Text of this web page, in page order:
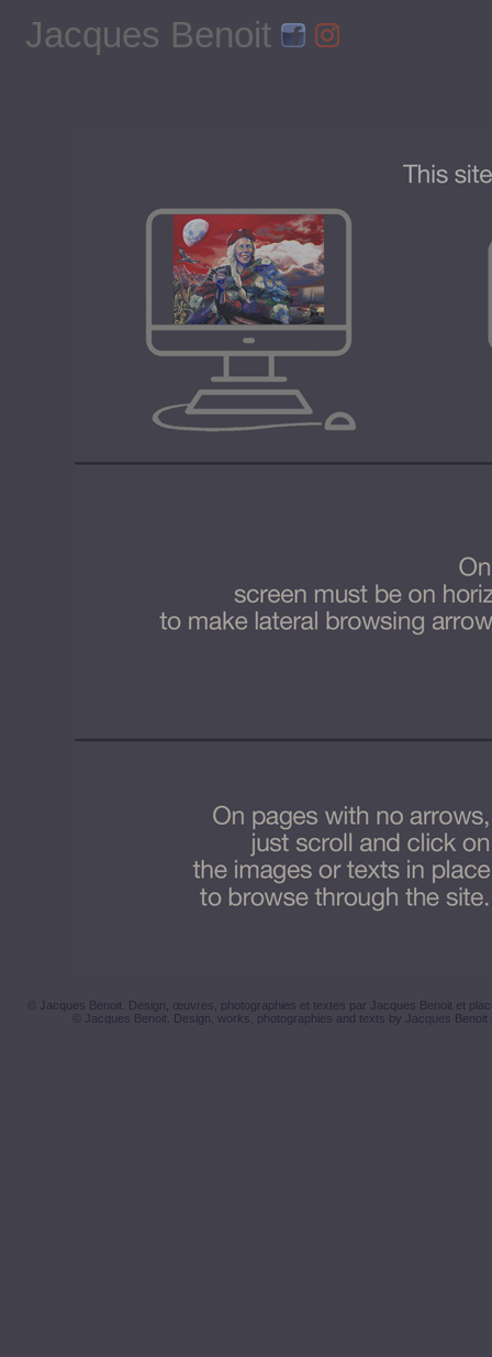
Jacques Benoit
© Jacques Benoit. Design, œuvres, photographies et textes par Jacques Benoit et
© Jacques Benoit. Design, works, photographies and texts by Jacques